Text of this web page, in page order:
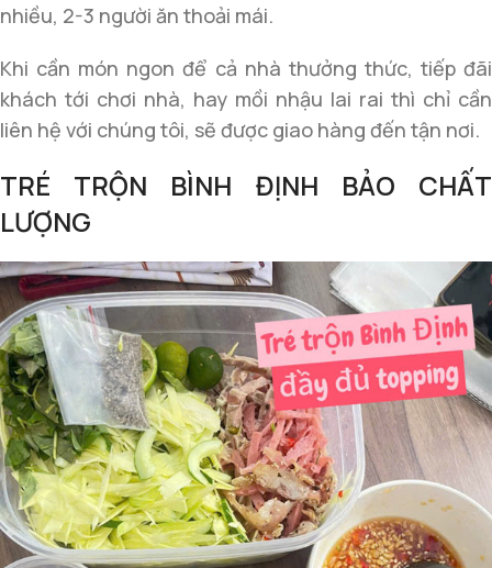
nhiều, 2-3 người ăn thoải mái.
Khi cần món ngon để cả nhà thưởng thức, tiếp đãi
khách tới chơi nhà, hay mồi nhậu lai rai thì chỉ cần
liên hệ với chúng tôi, sẽ được giao hàng đến tận nơi.
TRÉ TRỘN BÌNH ĐỊNH BẢO CHẤT
LƯỢNG